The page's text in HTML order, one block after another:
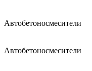
Автобетоносмесители
Автобетоносмесители